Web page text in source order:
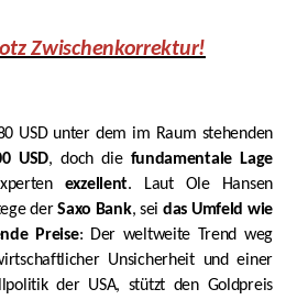
Zwischenkorrektur!
USD unter dem im Raum stehenden
USD, doch die fundamentale Lage
exzellent. Laut Ole Hansen
derSaxo Bank, sei das Umfeld wie
Preise: Der weltweite Trend weg
Unsicherheit und einer
der USA, stützt den Goldpreis